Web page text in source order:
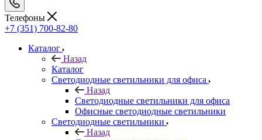
Телефоны
+7 (351) 700-82-80
Каталог
Назад
Каталог
Светодиодные светильники для офиса
Назад
Светодиодные светильники для офиса
Офисные светодиодные светильники
Светодиодные светильники
Назад